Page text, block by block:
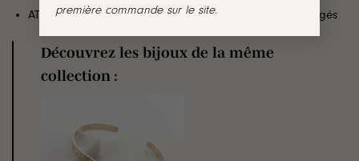
première commande sur le site.
ATTENTION, les bijoux gravés ne sont ni repris, ni échangés
Découvrez les bijoux de la même
collection :